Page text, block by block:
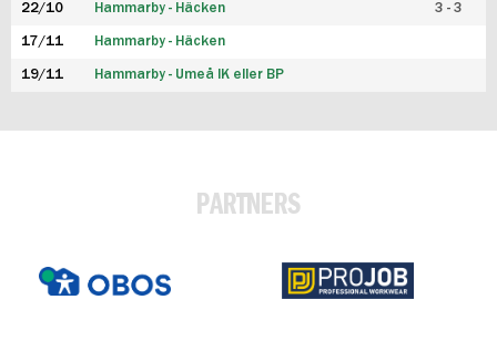
22/10 Hammarby - Häcken 3 - 3
17/11 Hammarby - Häcken
19/11 Hammarby - Umeå IK eller BP
PARTNERS